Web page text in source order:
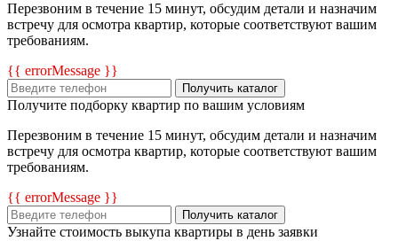
Перезвоним в течение 15 минут, обсудим детали и назначим
встречу для осмотра квартир, которые соответствуют вашим
требованиям.
{{ errorMessage }}
Получить каталог
Получите подборку квартир по вашим условиям
Перезвоним в течение 15 минут, обсудим детали и назначим
встречу для осмотра квартир, которые соответствуют вашим
требованиям.
{{ errorMessage }}
Получить каталог
Узнайте стоимость выкупа квартиры в день заявки